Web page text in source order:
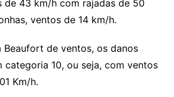
de 43 km/h com rajadas de 50
ventos de 14 km/h.
Beaufort de ventos, os danos
categoria 10, ou seja, com ventos
Km/h.